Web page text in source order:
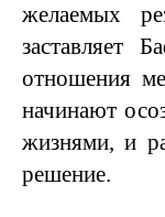
желаемых
заставляет
отношения
начинают
жизнями, и
решение.